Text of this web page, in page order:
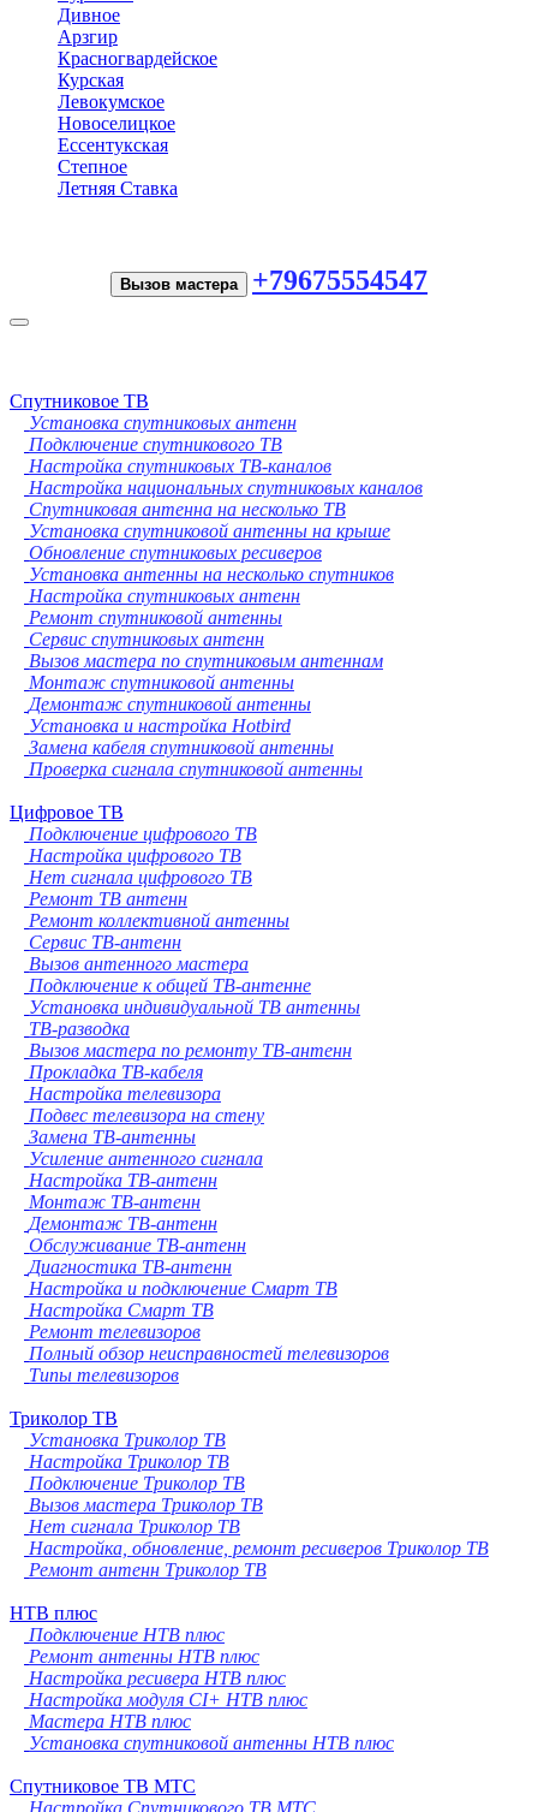
Дивное
Арзгир
Красногвардейское
Курская
Левокумское
Новоселицкое
Ессентукская
Степное
Летняя Ставка
Вызов мастера +79675554547
Toggle
Спутниковое ТВ
Установка спутниковых антенн
Подключение спутникового ТВ
Настройка спутниковых ТВ-каналов
Настройка национальных спутниковых каналов
Спутниковая антенна на несколько ТВ
Установка спутниковой антенны на крыше
Обновление спутниковых ресиверов
Установка антенны на несколько спутников
Настройка спутниковых антенн
Ремонт спутниковой антенны
Сервис спутниковых антенн
Вызов мастера по спутниковым антеннам
Монтаж спутниковой антенны
Демонтаж спутниковой антенны
Установка и настройка Hotbird
Замена кабеля спутниковой антенны
Проверка сигнала спутниковой антенны
Цифровое ТВ
Подключение цифрового ТВ
Настройка цифрового ТВ
Нет сигнала цифрового ТВ
Ремонт ТВ антенн
Ремонт коллективной антенны
Сервис ТВ-антенн
Вызов антенного мастера
Подключение к общей ТВ-антенне
Установка индивидуальной ТВ антенны
ТВ-разводка
Вызов мастера по ремонту ТВ-антенн
Прокладка ТВ-кабеля
Настройка телевизора
Подвес телевизора на стену
Замена ТВ-антенны
Усиление антенного сигнала
Настройка ТВ-антенн
Монтаж ТВ-антенн
Демонтаж ТВ-антенн
Обслуживание ТВ-антенн
Диагностика ТВ-антенн
Настройка и подключение Смарт ТВ
Настройка Смарт ТВ
Ремонт телевизоров
Полный обзор неисправностей телевизоров
Типы телевизоров
Триколор ТВ
Установка Триколор ТВ
Настройка Триколор ТВ
Подключение Триколор ТВ
Вызов мастера Триколор ТВ
Нет сигнала Триколор ТВ
Настройка, обновление, ремонт ресиверов Триколор ТВ
Ремонт антенн Триколор ТВ
НТВ плюс
Подключение НТВ плюс
Ремонт антенны НТВ плюс
Настройка ресивера НТВ плюс
Настройка модуля CI+ НТВ плюс
Мастера НТВ плюс
Установка спутниковой антенны НТВ плюс
Спутниковое ТВ МТС
Настройка Спутникового ТВ МТС